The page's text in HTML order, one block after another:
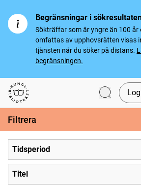
Begränsningar i
Sökträffar som är yngre än 100 år
omfattas av upphovsrätten visas
tjänsten när du söker på distans.
begränsningen.
Svenska tidningar
Filtrera
Tidsperiod
Titel